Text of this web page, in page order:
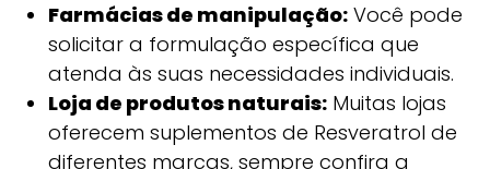
Farmácias de manipulação:Você pode
solicitar a formulação específica que
atenda às suas necessidades individuais.
Loja de produtos naturais:Muitas lojas
oferecem suplementos de Resveratrol de
diferentes marcas, sempre confira a